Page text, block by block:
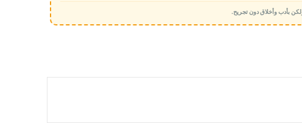
بأدب وأخلاق دون تجريح.
مصادر أكاديمية تكشف الدافع الحقيقي